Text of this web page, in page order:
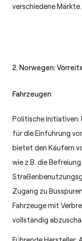
verschiedene Märkte.
2. Norwegen:
Fahrzeugen
Politische
für die Einführung
bietet den Käufern
wie z.B. die
Zugang zu
Fahrzeuge mit
vollständig